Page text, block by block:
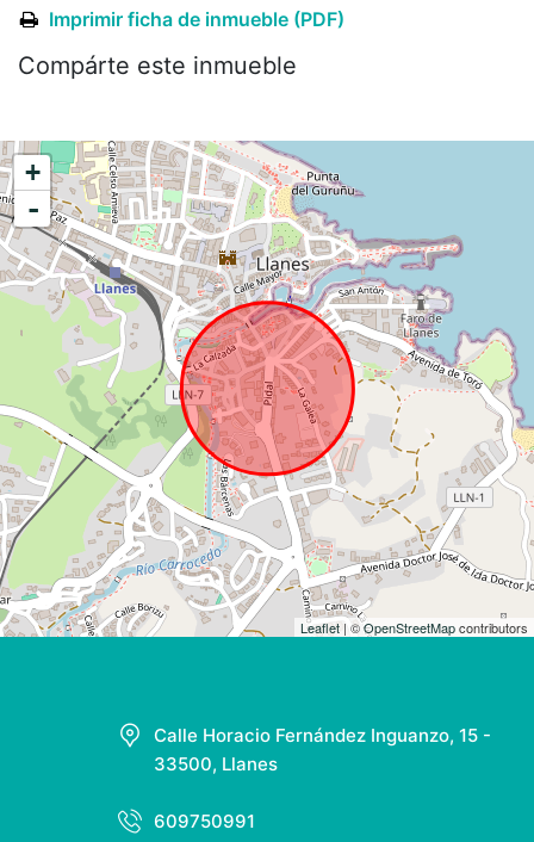
Imprimir ficha de inmueble (PDF)
Compárte este inmueble
+
-
Leaflet | ©OpenStreetMapcontributors
Calle Horacio Fernández Inguanzo, 15 -
33500, Llanes
609750991